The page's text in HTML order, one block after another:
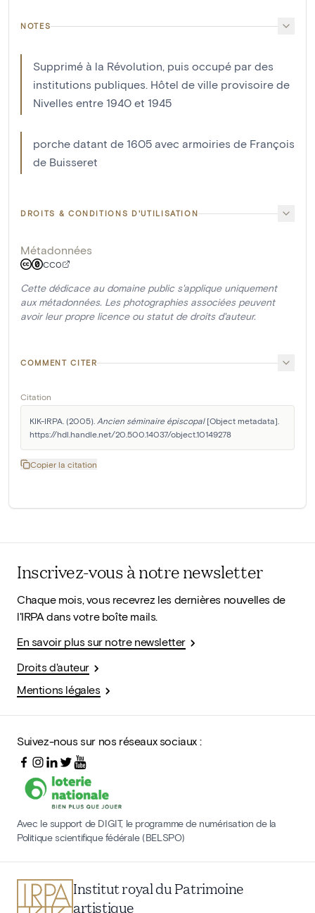
NOTES
Supprimé à la Révolution, puis occupé par des
institutions publiques. Hôtel de ville provisoire de
Nivelles entre 1940 et 1945
porche datant de 1605 avec armoiries de François
de Buisseret
DROITS & CONDITIONS D'UTILISATION
Métadonnées
CC0
Cette dédicace au domaine public s'applique uniquement
aux métadonnées. Les photographies associées peuvent
avoir leur propre licence ou statut de droits d'auteur.
COMMENT CITER
Citation
KIK-IRPA. (2005). Ancien séminaire épiscopal [Object metadata].
https://hdl.handle.net/20.500.14037/object.10149278
Copier la citation
Inscrivez-vous à notre newsletter
Chaque mois, vous recevrez les dernières nouvelles de
l'IRPA dans votre boîte mails.
En savoir plus sur notre newsletter
Droits d'auteur
Mentions légales
Suivez-nous sur nos réseaux sociaux :
Avec le support de DIGIT, le programme de numérisation de la
Politique scientifique fédérale (BELSPO)
Institut royal du Patrimoine
artistique